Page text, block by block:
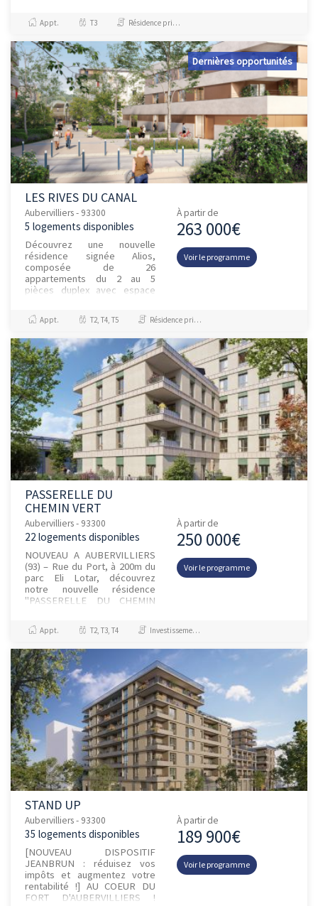
contact avec nous !
Appt. T3 Résidence principale / PTZ
Dernières opportunités
LES RIVES DU CANAL
Aubervilliers - 93300
5 logements disponibles
Découvrez une nouvelle
résidence signée Alios,
composée de 26
appartements du 2 au 5
pièces duplex avec espace
appartements sont
traversants et bénéficient
de...
À partir de
263 000€
Voir le programme
Appt. T2, T4, T5 Résidence principale / PTZ, Investissement et Défiscalisation
PASSERELLE DU
CHEMIN VERT
Aubervilliers - 93300
22 logements disponibles
NOUVEAU A AUBERVILLIERS
(93) – Rue du Port, à 200m du
parc Eli Lotar, découvrez
notre nouvelle résidence
"PASSERELLE DU CHEMIN
d’appartements du studio au 5
pièces...
À partir de
250 000€
Voir le programme
Appt. T2, T3, T4 Investissement et Défiscalisation, Jeanbrun
STAND UP
Aubervilliers - 93300
35 logements disponibles
[NOUVEAU DISPOSITIF
JEANBRUN : réduisez vos
impôts et augmentez votre
rentabilité !] AU COEUR DU
FORT D'AUBERVILLIERS !
À partir de
189 900€
Voir le programme